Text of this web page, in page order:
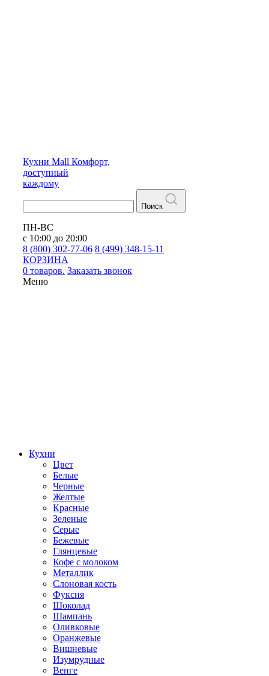
Кухни Mall Комфорт,
доступный
каждому
Поиск
ПН-ВС
с 10:00 до 20:00
8 (800) 302-77-06 8 (499) 348-15-11
КОРЗИНА
0 товаров. Заказать звонок
Меню
Кухни
Цвет
Белые
Черные
Желтые
Красные
Зеленые
Серые
Бежевые
Глянцевые
Кофе с молоком
Металлик
Слоновая кость
Фуксия
Шоколад
Шампань
Оливковые
Оранжевые
Вишневые
Изумрудные
Венге